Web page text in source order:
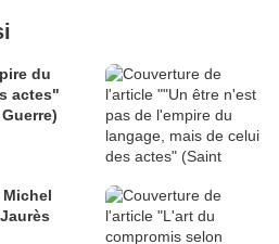
du
actes"